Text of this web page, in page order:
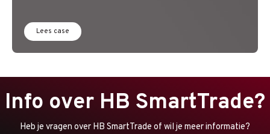
Lees case
Info over HB SmartTrade?
Heb je vragen over HB SmartTrade of wil je meer informatie?